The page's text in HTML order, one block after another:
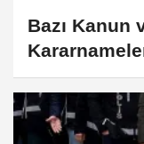
Bazı Kanun
Gazete'de